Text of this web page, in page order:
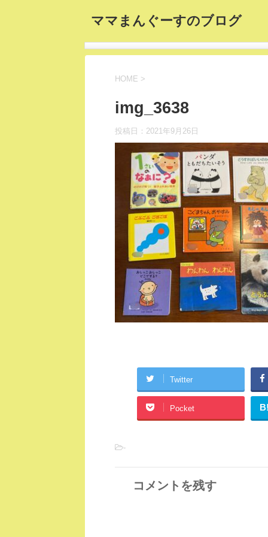
ママまんぐーすのブログ
HOME >
img_3638
投稿日： 2021年9月26日
Twitter
Pocket
-
コメントを残す